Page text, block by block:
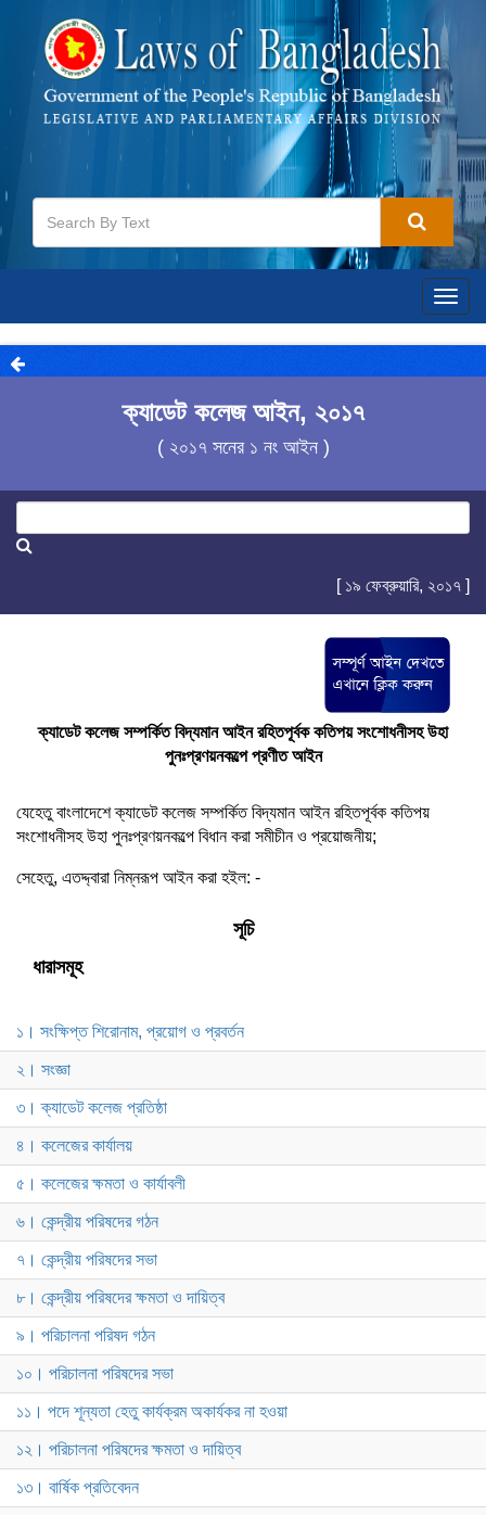
ক্যাডেট কলেজ আইন, ২০১৭
( ২০১৭ সনের ১ নং আইন )
[ ১৯ ফেব্রুয়ারি, ২০১৭ ]
ক্যাডেট কলেজ সম্পর্কিত বিদ্যমান আইন রহিতপূর্বক কতিপয় সংশোধনীসহ উহা
পুনঃপ্রণয়নকল্পে প্রণীত আইন
যেহেতু বাংলাদেশে ক্যাডেট কলেজ সম্পর্কিত বিদ্যমান আইন রহিতপূর্বক কতিপয়
সংশোধনীসহ উহা পুনঃপ্রণয়নকল্পে বিধান করা সমীচীন ও প্রয়োজনীয়;
সেহেতু, এতদ্দ্বারা নিম্নরূপ আইন করা হইল: -
সূচি
ধারাসমূহ
১। সংক্ষিপ্ত শিরোনাম, প্রয়োগ ও প্রবর্তন
২। সংজ্ঞা
৩। ক্যাডেট কলেজ প্রতিষ্ঠা
৪। কলেজের কার্যালয়
৫। কলেজের ক্ষমতা ও কার্যাবলী
৬। কেন্দ্রীয় পরিষদের গঠন
৭। কেন্দ্রীয় পরিষদের সভা
৮। কেন্দ্রীয় পরিষদের ক্ষমতা ও দায়িত্ব
৯। পরিচালনা পরিষদ গঠন
১০। পরিচালনা পরিষদের সভা
১১। পদে শূন্যতা হেতু কার্যক্রম অকার্যকর না হওয়া
১২। পরিচালনা পরিষদের ক্ষমতা ও দায়িত্ব
১৩। বার্ষিক প্রতিবেদন